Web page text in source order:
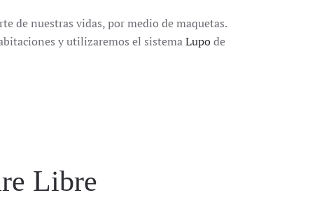
de nuestras vidas, por medio de maquetas.
y utilizaremos el sistemaLupode
Libre